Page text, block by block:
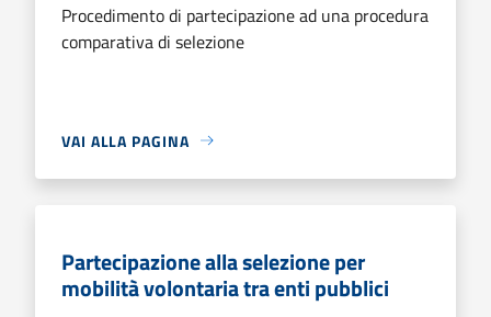
Procedimento di partecipazione ad una procedura
comparativa di selezione
VAI ALLA PAGINA
Partecipazione alla selezione per
mobilità volontaria tra enti pubblici